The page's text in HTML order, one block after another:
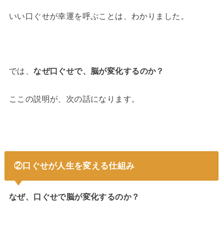
いい口ぐせが幸運を呼ぶことは、わかりました。
では、なぜ口ぐせで、脳が変化するのか？
ここの説明が、次の話になります。
②口ぐせが人生を変える仕組み
なぜ、口ぐせで脳が変化するのか？